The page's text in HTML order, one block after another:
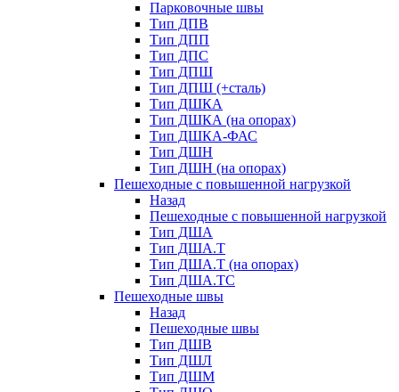
Парковочные швы
Тип ДПВ
Тип ДПП
Тип ДПС
Тип ДПШ
Тип ДПШ (+сталь)
Тип ДШКА
Тип ДШКА (на опорах)
Тип ДШКА-ФАС
Тип ДШН
Тип ДШН (на опорах)
Пешеходные с повышенной нагрузкой
Назад
Пешеходные с повышенной нагрузкой
Тип ДША
Тип ДША.Т
Тип ДША.Т (на опорах)
Тип ДША.ТС
Пешеходные швы
Назад
Пешеходные швы
Тип ДШВ
Тип ДШЛ
Тип ДШМ